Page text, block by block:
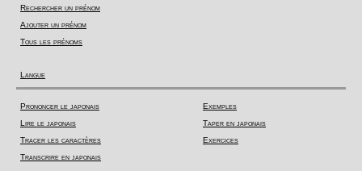
Rechercher un prénom
Ajouter un prénom
Tous les prénoms
Langue
Prononcer le japonais
Lire le japonais
Tracer les caractères
Transcrire en japonais
Exemples
Taper en japonais
Exercices